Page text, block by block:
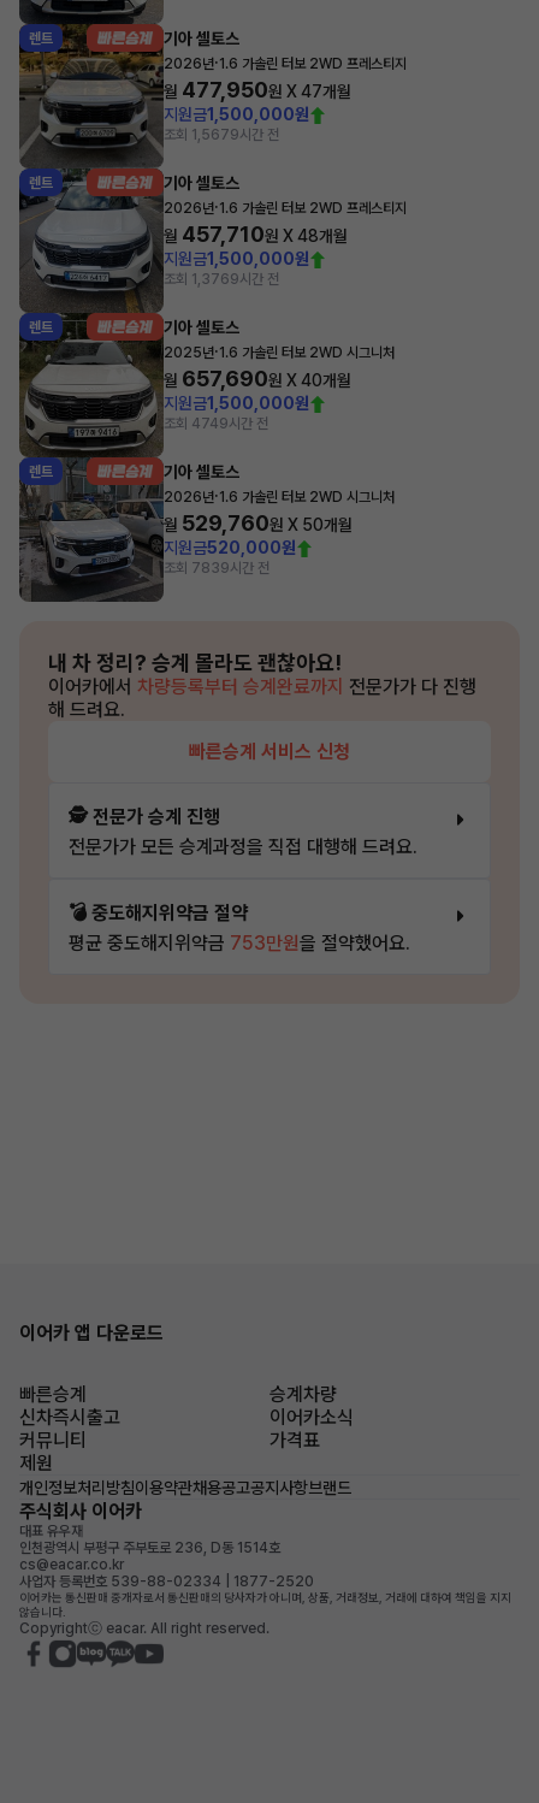
렌트 기아 셀토스
2026년·1.6 가솔린 터보 2WD 프레스티지
월 477,950원 X47개월
지원금1,500,000원
조회 1,5679시간 전
렌트 기아 셀토스
2026년·1.6 가솔린 터보 2WD 프레스티지
월 457,710원 X48개월
지원금1,500,000원
조회 1,3769시간 전
렌트 기아 셀토스
2025년·1.6 가솔린 터보 2WD 시그니처
월 657,690원 X40개월
지원금1,500,000원
조회 4749시간 전
렌트 기아 셀토스
2026년·1.6 가솔린 터보 2WD 시그니처
월 529,760원 X 50개월
지원금520,000원
조회 7839시간 전
내 차 정리? 승계 몰라도 괜찮아요!
이어카에서 차량등록부터 승계완료까지 전문가가 다 진행
해 드려요.
빠른승계 서비스 신청
🕵️ 전문가 승계 진행
전문가가 모든 승계과정을 직접 대행해 드려요.
💣 중도해지위약금 절약
평균 중도해지위약금 753만원을 절약했어요.
이어카 앱 다운로드
빠른승계
승계차량
신차즉시출고
이어카소식
커뮤니티
가격표
제원
개인정보처리방침이용약관채용공고공지사항브랜드
주식회사 이어카
대표 유우재
인천광역시 부평구 주부토로 236, D동 1514호
cs@eacar.co.kr
사업자 등록번호 539-88-02334 | 1877-2520
이어카는 통신판매 중개자로서 통신판매의 당사자가 아니며, 상품, 거래정보, 거래에 대하여 책임을 지지
않습니다.
Copyrightⓒ eacar. All right reserved.